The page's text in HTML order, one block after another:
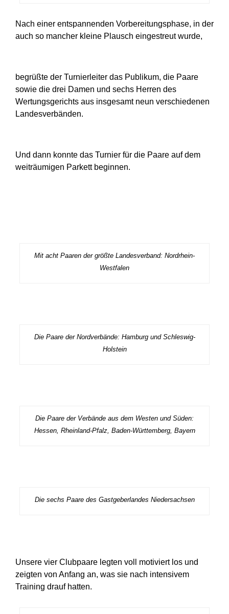
Nach einer entspannenden Vorbereitungsphase, in der
auch so mancher kleine Plausch eingestreut wurde,
begrüßte der Turnierleiter das Publikum, die Paare
sowie die drei Damen und sechs Herren des
Wertungsgerichts aus insgesamt neun verschiedenen
Landesverbänden.
Und dann konnte das Turnier für die Paare auf dem
weiträumigen Parkett beginnen.
Mit acht Paaren der größte Landesverband: Nordrhein-
Westfalen
Die Paare der Nordverbände: Hamburg und Schleswig-
Holstein
Die Paare der Verbände aus dem Westen und Süden:
Hessen, Rheinland-Pfalz, Baden-Württemberg, Bayern
Die sechs Paare des Gastgeberlandes Niedersachsen
Unsere vier Clubpaare legten voll motiviert los und
zeigten von Anfang an, was sie nach intensivem
Training drauf hatten.